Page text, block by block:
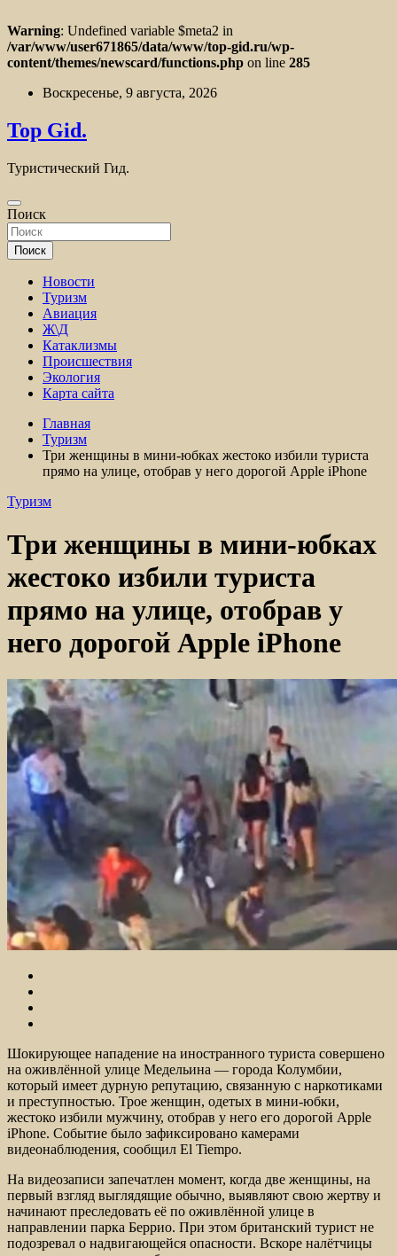
Warning: Undefined variable $meta2 in
/var/www/user671865/data/www/top-gid.ru/wp-
content/themes/newscard/functions.php on line 285
Перейти
содержимому
Воскресенье, 9 августа, 2026
Top Gid.
Туристический Гид.
Поиск
Поиск
Новости
Туризм
Авиация
Ж\Д
Катаклизмы
Происшествия
Экология
Карта сайта
Главная
Туризм
Три женщины в мини-юбках жестоко избили туриста
прямо на улице, отобрав у него дорогой Apple iРhone
Туризм
Три женщины в мини-юбках
жестоко избили туриста
прямо на улице, отобрав у
него дорогой Apple iРhone
Шокирующее нападение на иностранного туриста совершено
на оживлённой улице Медельина — города Колумбии,
который имеет дурную репутацию, связанную с наркотиками
и преступностью. Трое женщин, одетых в мини-юбки,
жестоко избили мужчину, отобрав у него его дорогой Apple
iPhone. Событие было зафиксировано камерами
видеонаблюдения, сообщил El Tiempo.
На видеозаписи запечатлен момент, когда две женщины, на
первый взгляд выглядящие обычно, выявляют свою жертву и
начинают преследовать её по оживлённой улице в
направлении парка Беррио. При этом британский турист не
подозревал о надвигающейся опасности. Вскоре налётчицы